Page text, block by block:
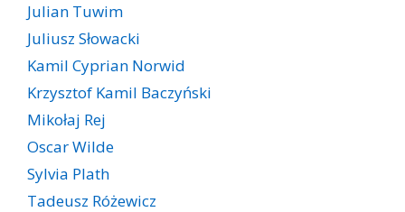
Julian Tuwim
Juliusz Słowacki
Kamil Cyprian Norwid
Krzysztof Kamil Baczyński
Mikołaj Rej
Oscar Wilde
Sylvia Plath
Tadeusz Różewicz